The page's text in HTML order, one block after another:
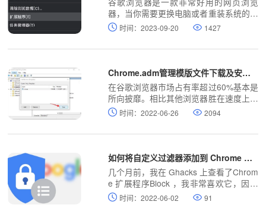
器，当你需要更换电脑或者重装系统的时
候 时间：2023-09-20 1427
Chrome.adm管理模版文件下载及安装方法！
在谷歌浏览器市场占有率超过60%基本是
所向披靡。相比其他浏览器胜在速度上，
简洁快速。专业人士爱用chrome，用chr
ome再也看不上别的浏览器了。
时间：2022-06-26 2094
如何将自定义过滤器添加到 Chrome 广告拦截扩展 ÂµBlock?
几个月前，我在 Ghacks 上查看了Chrom
e 扩展程序Block ，我非常喜欢它，因为
它提供了与其他扩展程序相同级别的广告
时间：2022-06-02 91